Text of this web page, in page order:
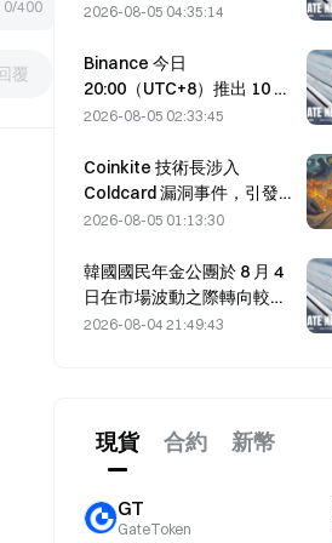
0/400
覆
達成的荷莫茲海峽協議延
2026-08-05 04:35:14
Binance 今日
20:00（UTC+8）推出 10 個
bStocks 交易對，掛單手續
2026-08-05 02:33:45
Coinkite 技術長涉入
Coldcard 漏洞事件，引發四
波攻擊損失 1.14 億美元
2026-08-05 01:13:30
韓國國民年金公團於 8 月 4
日在市場波動之際轉向較穩
健的股票。
2026-08-04 21:49:43
現貨 合約 新幣
GT
GateToken